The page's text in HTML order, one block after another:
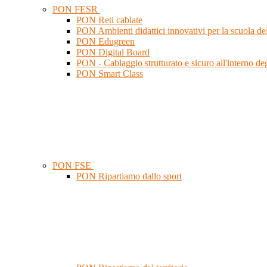
PON FESR
PON Reti cablate
PON Ambienti didattici innovativi per la scuola
PON Edugreen
PON Digital Board
PON - Cablaggio strutturato e sicuro all'interno
PON Smart Class
PON FSE
PON Ripartiamo dallo sport